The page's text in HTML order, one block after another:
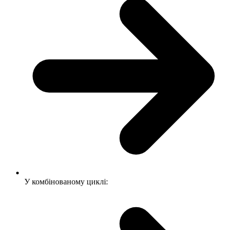
У комбінованому циклі: